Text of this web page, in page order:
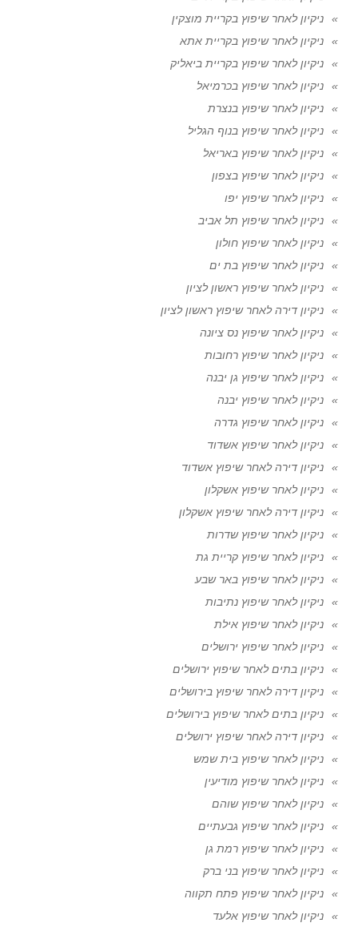
ניקיון לאחר שיפוץ בקריית מוצקין
ניקיון לאחר שיפוץ בקריית אתא
ניקיון לאחר שיפוץ בקריית ביאליק
ניקיון לאחר שיפוץ בכרמיאל
ניקיון לאחר שיפוץ בנצרת
ניקיון לאחר שיפוץ בנוף הגליל
ניקיון לאחר שיפוץ באריאל
ניקיון לאחר שיפוץ בצפון
ניקיון לאחר שיפוץ יפו
ניקיון לאחר שיפוץ תל אביב
ניקיון לאחר שיפוץ חולון
ניקיון לאחר שיפוץ בת ים
ניקיון לאחר שיפוץ ראשון לציון
ניקיון דירה לאחר שיפוץ ראשון לציון
ניקיון לאחר שיפוץ נס ציונה
ניקיון לאחר שיפוץ רחובות
ניקיון לאחר שיפוץ גן יבנה
ניקיון לאחר שיפוץ יבנה
ניקיון לאחר שיפוץ גדרה
ניקיון לאחר שיפוץ אשדוד
ניקיון דירה לאחר שיפוץ אשדוד
ניקיון לאחר שיפוץ אשקלון
ניקיון דירה לאחר שיפוץ אשקלון
ניקיון לאחר שיפוץ שדרות
ניקיון לאחר שיפוץ קריית גת
ניקיון לאחר שיפוץ באר שבע
ניקיון לאחר שיפוץ נתיבות
ניקיון לאחר שיפוץ אילת
ניקיון לאחר שיפוץ ירושלים
ניקיון בתים לאחר שיפוץ ירושלים
ניקיון דירה לאחר שיפוץ בירושלים
ניקיון בתים לאחר שיפוץ בירושלים
ניקיון דירה לאחר שיפוץ ירושלים
ניקיון לאחר שיפוץ בית שמש
ניקיון לאחר שיפוץ מודיעין
ניקיון לאחר שיפוץ שוהם
ניקיון לאחר שיפוץ גבעתיים
ניקיון לאחר שיפוץ רמת גן
ניקיון לאחר שיפוץ בני ברק
ניקיון לאחר שיפוץ פתח תקווה
ניקיון לאחר שיפוץ אלעד